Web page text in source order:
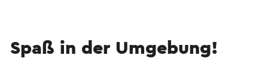
Spaß in der Umgebung!